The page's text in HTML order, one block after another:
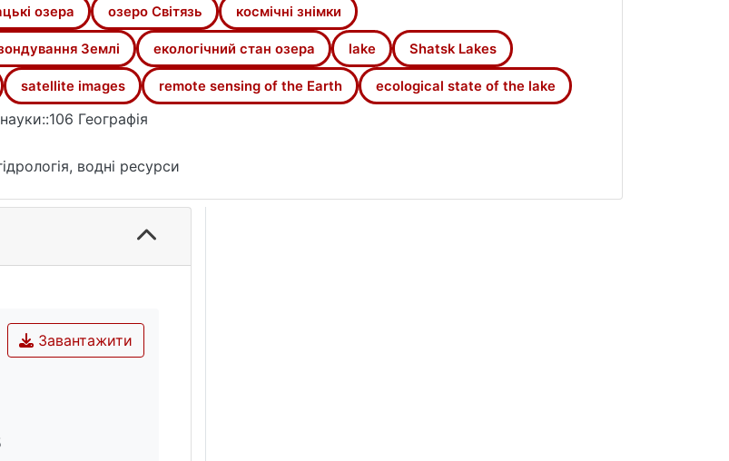
озер, погіршуватиме функціонування цієї природоохоронної території.
озера озеро Світязь космічні знімки
Землі екологічний стан озера lake Shatsk Lakes
satellite images remote sensing of the Earth ecological state of the lake
Географія
водні ресурси
Завантажити